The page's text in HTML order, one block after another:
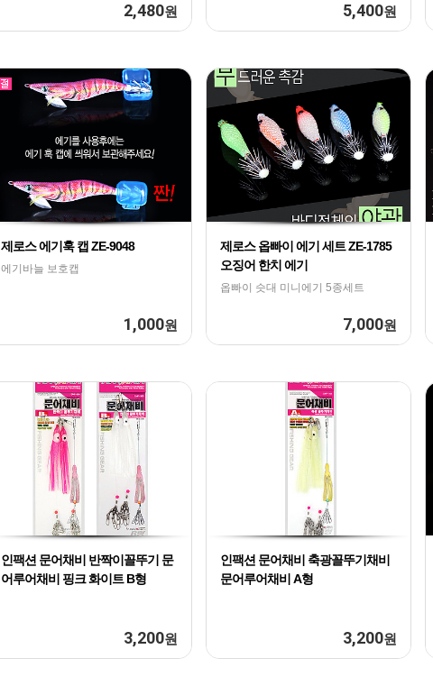
2,480원 5,400원
제로스 에기훅 캡 ZE-9048
에기바늘 보호캡
1,000원
제로스 옵빠이 에기 세트 ZE-1785
오징어 한치 에기
옵빠이 슷대 미니에기 5종세트
7,000원
인팩션 문어채비 반짝이꼴뚜기 문
어루어채비 핑크 화이트 B형
3,200원
인팩션 문어채비 축광꼴뚜기채비
문어루어채비 A형
3,200원